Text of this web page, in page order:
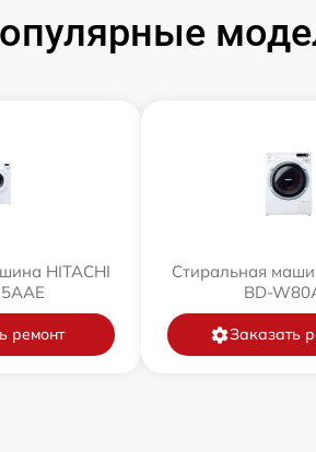
HITACHI
ремонт
Стиральная
BD-
Заказать